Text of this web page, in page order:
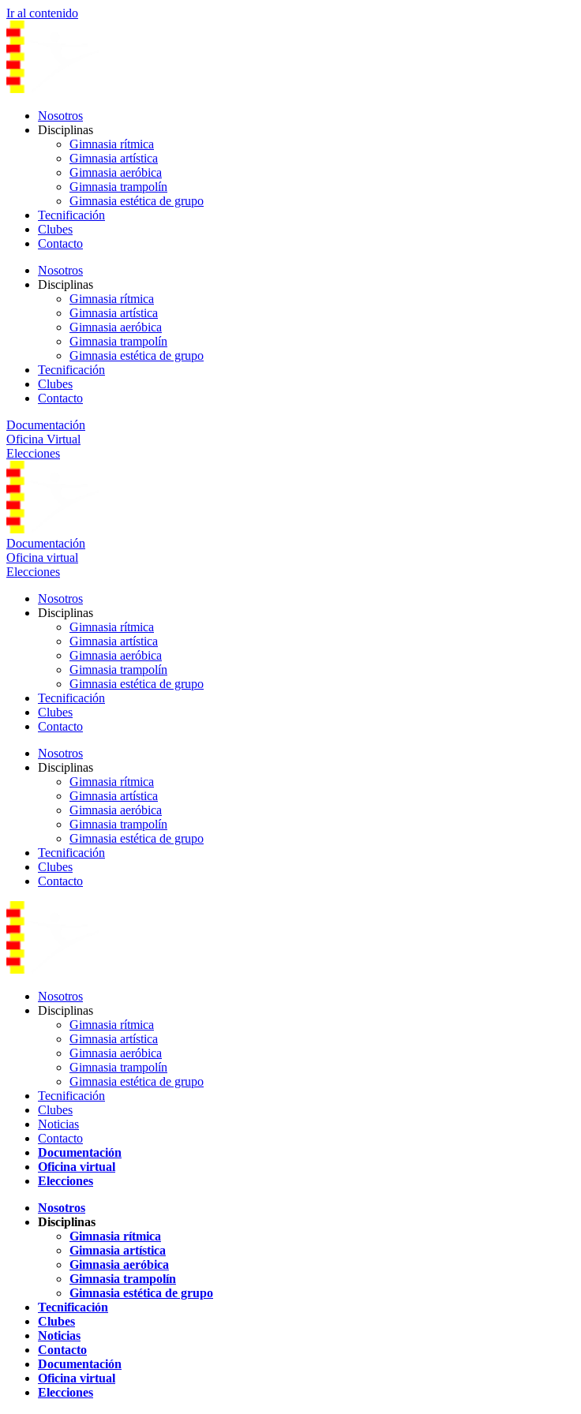
Ir al contenido
Nosotros
Disciplinas
Gimnasia rítmica
Gimnasia artística
Gimnasia aeróbica
Gimnasia trampolín
Gimnasia estética de grupo
Tecnificación
Clubes
Contacto
Nosotros
Disciplinas
Gimnasia rítmica
Gimnasia artística
Gimnasia aeróbica
Gimnasia trampolín
Gimnasia estética de grupo
Tecnificación
Clubes
Contacto
Documentación
Oficina Virtual
Elecciones
Documentación
Oficina virtual
Elecciones
Nosotros
Disciplinas
Gimnasia rítmica
Gimnasia artística
Gimnasia aeróbica
Gimnasia trampolín
Gimnasia estética de grupo
Tecnificación
Clubes
Contacto
Nosotros
Disciplinas
Gimnasia rítmica
Gimnasia artística
Gimnasia aeróbica
Gimnasia trampolín
Gimnasia estética de grupo
Tecnificación
Clubes
Contacto
Nosotros
Disciplinas
Gimnasia rítmica
Gimnasia artística
Gimnasia aeróbica
Gimnasia trampolín
Gimnasia estética de grupo
Tecnificación
Clubes
Noticias
Contacto
Documentación
Oficina virtual
Elecciones
Nosotros
Disciplinas
Gimnasia rítmica
Gimnasia artística
Gimnasia aeróbica
Gimnasia trampolín
Gimnasia estética de grupo
Tecnificación
Clubes
Noticias
Contacto
Documentación
Oficina virtual
Elecciones